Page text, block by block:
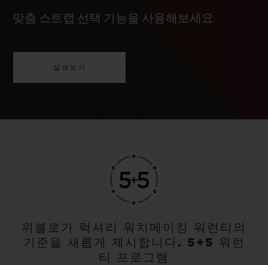
맞춤 스트랩 선택 기능을 사용해보세요
살펴보기
위블로가 럭셔리 워치메이킹 워런티의
기준을 새롭게 제시합니다. 5+5 워런
티 프로그램